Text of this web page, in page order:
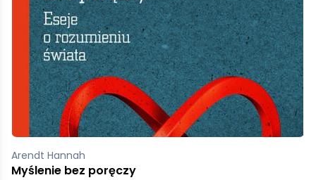
Arendt Hannah
Myślenie bez poręczy